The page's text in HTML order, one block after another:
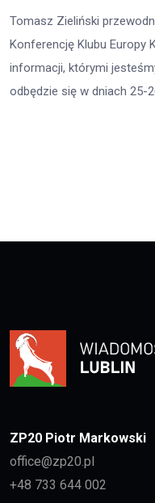
Tomasz Zieliński
Konferencję Klubu Europy
informacji, którymi
odbędzie się w dniach 25-
ZP20 Piotr Markowski
office@zp20.pl
+48 733 644 002